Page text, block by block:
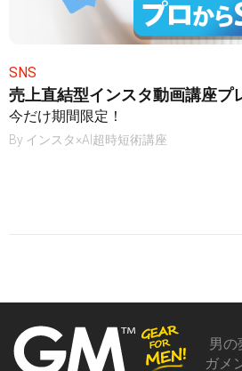
SNS
売上直結型インスタ動画講座プ
今だけ期間限定！
By インスタ×AI超時短術講座
男の
ガメ